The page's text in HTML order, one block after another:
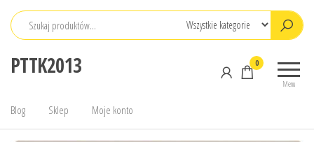
Przejdź
PTTK2013
Menu
0
Blog Sklep Moje konto